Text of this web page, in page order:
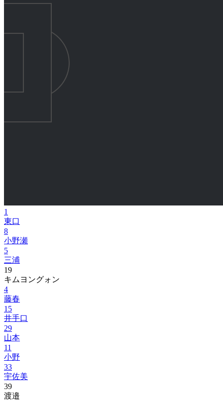
1
東口
8
小野瀬
5
三浦
19
キムヨングォン
4
藤春
15
井手口
29
山本
11
小野
33
宇佐美
39
渡邉